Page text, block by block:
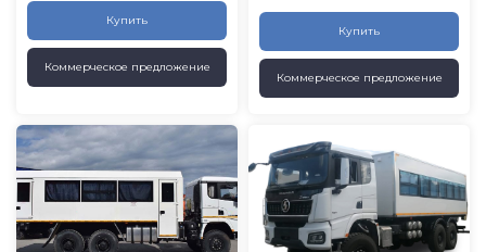
Купить
Коммерческое предложение
Купить
Коммерческое предложение